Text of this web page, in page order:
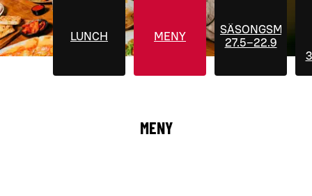
LUNCH MENY
27.5–22.9
MENY